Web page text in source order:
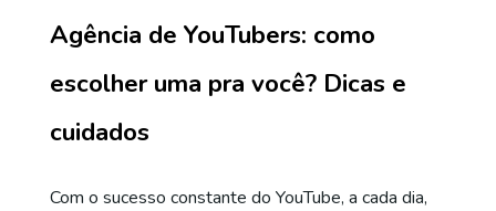
Agência de YouTubers: como
escolher uma pra você? Dicas e
cuidados
Com o sucesso constante do YouTube, a cada dia,